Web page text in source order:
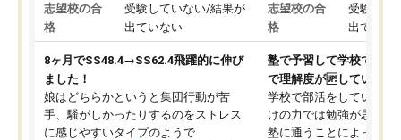
志望校の合
格
受験していない/結果が
出ていない
8ヶ月でSS48.4→SS62.4飛躍的に伸び
ました！
娘はどちらかというと集団行動が苦
手、騒がしかったりするのをストレス
に感じやすいタイプのようで
志望校の合
格
受験して
出ていな
塾で予習して学校で授業
で理解度が🆙している。
学校で部活をしているこ
けの力では勉強が思うよ
塾に通うことによって予